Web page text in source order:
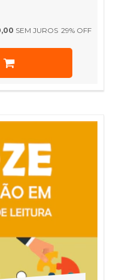
29% OFF
SEM JUROS